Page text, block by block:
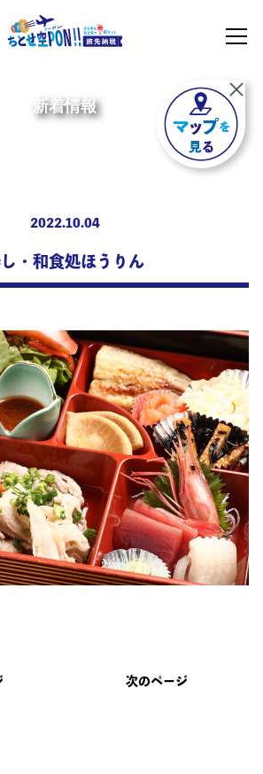
新着情報
・和食処ほうりん
2022.10.04
次のページ